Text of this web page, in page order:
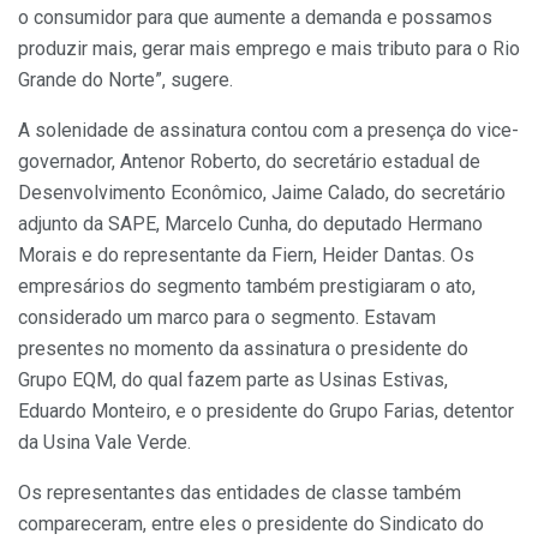
o consumidor para que aumente a demanda e possamos
produzir mais, gerar mais emprego e mais tributo para o Rio
Grande do Norte”, sugere.
A solenidade de assinatura contou com a presença do vice-
governador, Antenor Roberto, do secretário estadual de
Desenvolvimento Econômico, Jaime Calado, do secretário
adjunto da SAPE, Marcelo Cunha, do deputado Hermano
Morais e do representante da Fiern, Heider Dantas. Os
empresários do segmento também prestigiaram o ato,
considerado um marco para o segmento. Estavam
presentes no momento da assinatura o presidente do
Grupo EQM, do qual fazem parte as Usinas Estivas,
Eduardo Monteiro, e o presidente do Grupo Farias, detentor
da Usina Vale Verde.
Os representantes das entidades de classe também
compareceram, entre eles o presidente do Sindicato do